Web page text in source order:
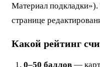
Материал
странице
Какой рейтинг
0–50 баллов —